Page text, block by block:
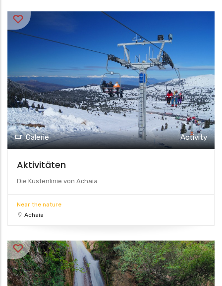
Galerie Activity
Aktivitäten
Die Küstenlinie von Achaia
Near the nature
Achaia